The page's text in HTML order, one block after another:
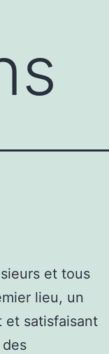
et tous
lieu, un
et satisfaisant
des